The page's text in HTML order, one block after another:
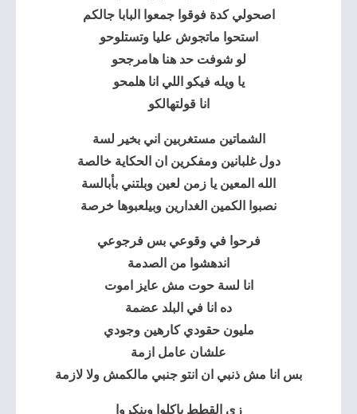
اصحولي كدة فوقوا جمعوا البابا جالكم
استحوا ماتجوش عليا وتستلوحو
لو شوفت حد هنا هامرجحو
يا ويله فيكو اللي انا هلمحو
انا قولتهالكو
الشماتين مستغربين اني بخير لسة
دول غلبانين ومفكرين ان الحكاية خالصة
الله المعين يا زمن لعين وبلتني بأبالسة
نصبوا الكمين الغدارين وبيلعبوها خرصة
فرحوا في وقوعي بس فرجوعي
اندهشوا من الصدمة
انا لسة حوت مش عايز اموت
ده انا في البلد عضمة
مليون حقودي كارهين وجودي
علشان عامل ازمة
بس انا مش ذنبي ان انتو جنبي مالكمش ولا لازمة
زي القطط ياكلوا وينكروا